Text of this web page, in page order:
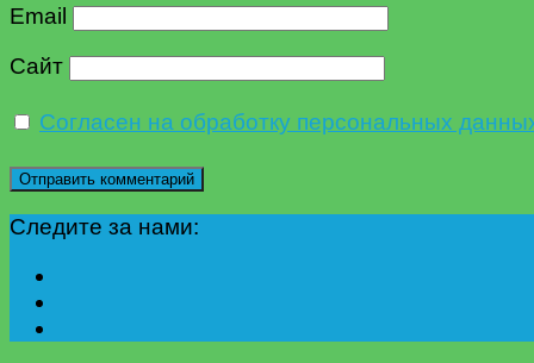
Email
Сайт
Согласен на обработку персональных
Следите за нами: